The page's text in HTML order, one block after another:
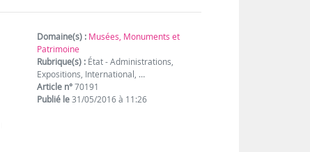
Domaine(s) : Musées, Monuments et
Patrimoine
Rubrique(s) : État - Administrations,
Expositions, International, …
Article n°70191
Publié le31/05/2016 à 11:26